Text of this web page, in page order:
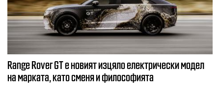
Range Rover GT е новият изцяло електрически модел
на марката, като сменя и философията